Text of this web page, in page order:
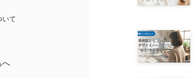
いて
へ